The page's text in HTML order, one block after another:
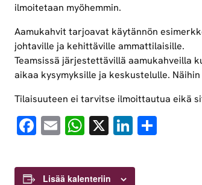
ilmoitetaan myöhemmin.
Aamukahvit tarjoavat käytännön
johtaville ja kehittäville ammattilaisille.
Teamsissä järjestettävillä aamukahveilla
aikaa kysymyksille ja keskustelulle.
Tilaisuuteen ei tarvitse ilmoittautua eikä
Facebook
EmailWhatsApp
X LinkedIn
Lisää kalenteriin